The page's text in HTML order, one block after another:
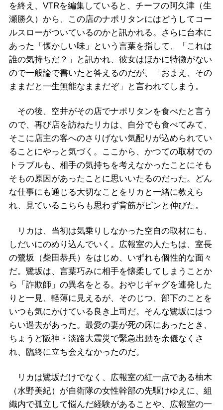
を終え、VTRを編集していると、チーフの阿久津（生
瀬勝久）から、この店のナポリタンにはどうしてコー
ルスローがついているのかと訊かれる。さらに台本に
あった「懐かしい味」という言葉を指して、「これは
誰の気持ちだ？」と訊かれ、彼女はほかに特徴がない
ので一般論で書いたと答えるのだが、「おまえ、その
ままだと一生無能なままだぞ」と言われてしまう。
その後、空井がその店でナポリタンを食べたと言う
ので、再び店を訪ねたリカは、自分でも食べてみて、
そこに店主の客へのさりげない気配りが込められてい
ることにやっと気づく。ここから、かつての取材での
トラブルも、相手の気持ちを考えなかったことにそも
そもの原因があったことに思いいたるのだった。どん
な仕事にも通じる大切なことをリカと一緒に教えら
れ、見ているこちらも思わず背筋がピンと伸びた。
リカは、当初は気乗りしなかった空自の取材にも、
しだいにのめり込んでいく。広報室の人たちは、室長
の鷺坂（柴田恭兵）をはじめ、いずれも個性的な面々
だ。鷺坂は、言葉巧みに相手を懐柔してしまうことか
ら「詐欺師」の異名をとる。おやじギャグを連発した
りと一見、軽薄に見えるが、そのじつ、部下のことを
いつも気にかけている良き上司だ。そんな鷺坂にはつ
らい過去があった。最愛の妻が死の床にあったとき、
ちょうど阪神・淡路大震災で緊急出動を余儀なくさ
れ、臨終に立ち会えなかったのだ。
リカは鷺坂だけでなく、広報室の紅一点である柚木
（水野美紀）が自衛隊の女性幹部の先駆けゆえに、組
織内で孤立して悩んだ経験があることや、広報室の一